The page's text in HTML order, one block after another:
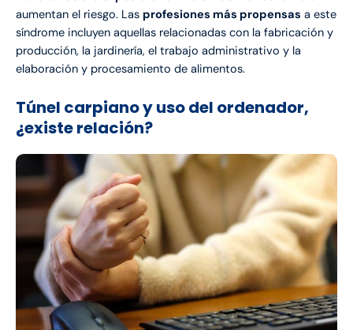
aumentan el riesgo. Las profesiones más propensas a este
síndrome incluyen aquellas relacionadas con la fabricación y
producción, la jardinería, el trabajo administrativo y la
elaboración y procesamiento de alimentos.
Túnel carpiano y uso del ordenador,
¿existe relación?